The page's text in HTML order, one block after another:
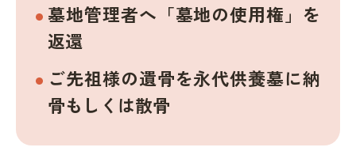
墓地管理者へ「墓地の使用権」を
返還
ご先祖様の遺骨を永代供養墓に納
骨もしくは散骨